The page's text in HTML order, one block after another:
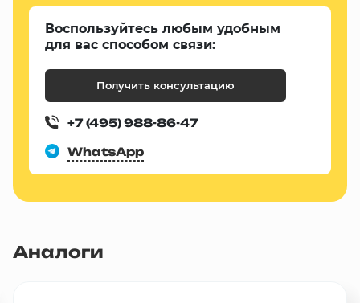
Воспользуйтесь любым удобным
для вас способом связи:
Получить консультацию
+7 (495) 988-86-47
WhatsApp
Аналоги